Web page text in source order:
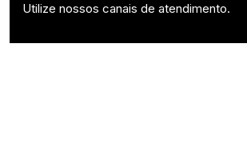
Utilize nossos canais de atendimento.